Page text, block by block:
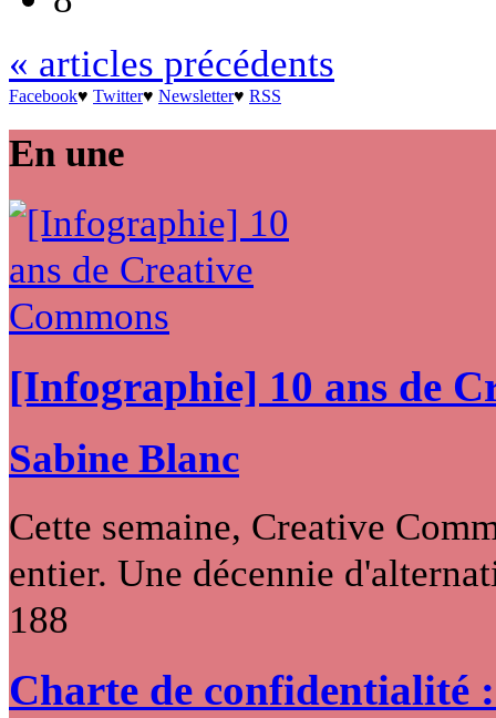
« articles précédents
Facebook♥ Twitter♥ Newsletter♥ RSS
En une
[Infographie] 10 ans de
Sabine Blanc
Cette semaine, Creative
entier. Une décennie
188
Charte de confidentialité